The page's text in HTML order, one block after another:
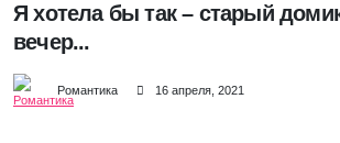
Я хотела бы так – старый
вечер...
Романтика 16 апреля, 2021